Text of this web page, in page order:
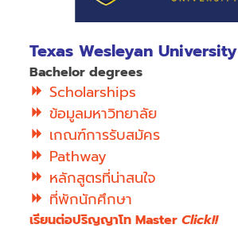
Texas Wesleyan University
Bachelor degrees
Scholarships
ข้อมูลมหาวิทยาลัย
เกณฑ์การรับสมัคร
Pathway
หลักสูตรที่น่าสนใจ
ที่พักนักศึกษา
เรียนต่อปริญญาโท MasterClick!!